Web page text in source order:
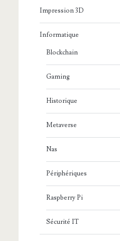
Impression 3D
Informatique
Blockchain
Gaming
Historique
Metaverse
Nas
Périphériques
Raspberry Pi
Sécurité IT